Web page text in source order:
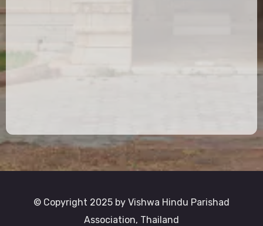
© Copyright 2025 by Vishwa Hindu Parishad
Association, Thailand